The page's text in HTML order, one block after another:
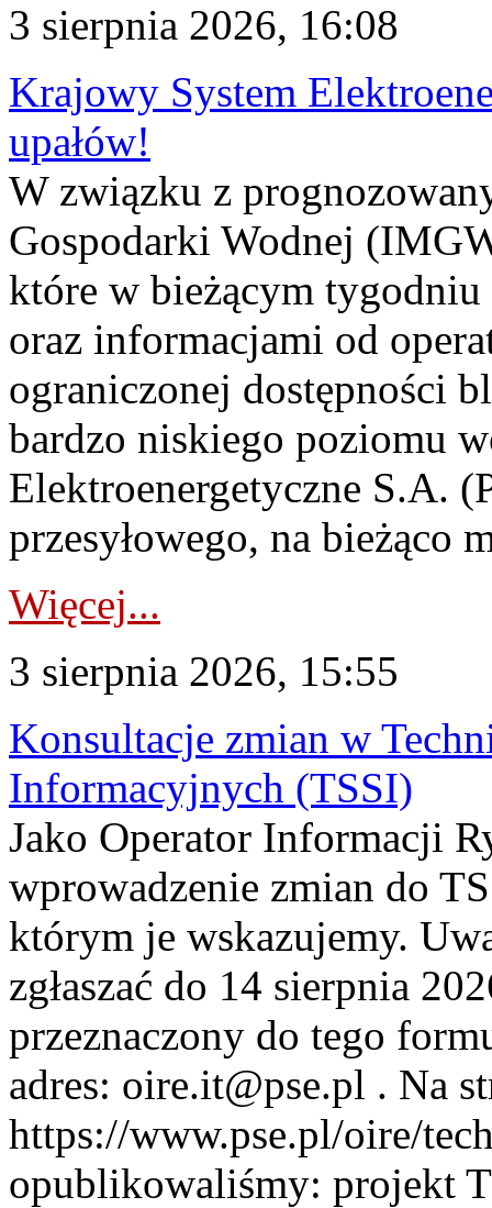
3 sierpnia 2026, 16:08
Krajowy System
upałów!
W związku z
Gospodarki Wodnej
które w bieżącym tygodniu
oraz informacjami od
ograniczonej dostępności
bardzo niskiego poziomu
Elektroenergetyczne S.A.
przesyłowego, na bieżąco
Więcej...
3 sierpnia 2026, 15:55
Konsultacje zmian w
Informacyjnych (TSSI)
Jako Operator Informacji
wprowadzenie zmian do
którym je wskazujemy.
zgłaszać do 14 sierpnia
przeznaczony do tego
adres: oire.it@pse.pl . Na
https://www.pse.pl/oire/
opublikowaliśmy: projekt